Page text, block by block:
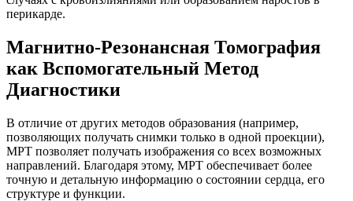
перикарде.
Магнитно-Резонансная Томография
как Вспомогательный Метод
Диагностики
В отличие от других методов образования (например,
позволяющих получать снимки только в одной проекции),
МРТ позволяет получать изображения со всех возможных
направлений. Благодаря этому, МРТ обеспечивает более
точную и детальную информацию о состоянии сердца, его
структуре и функции.